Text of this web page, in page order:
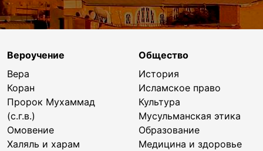
Вероучение
Вера
Коран
Пророк Мухаммад
(с.г.в.)
Омовение
Халяль и харам
Общество
История
Исламское право
Культура
Мусульманская этика
Образование
Медицина и здоровье